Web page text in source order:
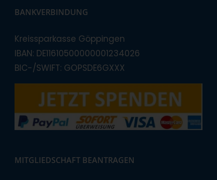
BANKVERBINDUNG
Kreissparkasse Göppingen
IBAN: DE11610500000001234026
BIC-/SWIFT: GOPSDE6GXXX
MITGLIEDSCHAFT BEANTRAGEN